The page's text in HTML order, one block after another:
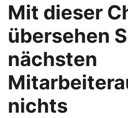
Mit dieser
übersehen
nächsten
nichts